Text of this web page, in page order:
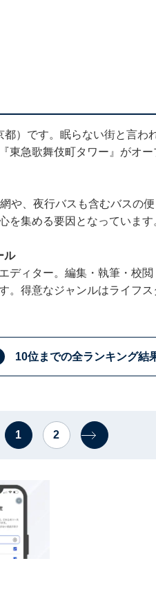
）です。眠らない街と言わ
東急歌舞伎町タワー』がオ
や、夜行バスも含むバスの
を集める要因となっています
ル
ディター。編集・執筆・校
。得意なジャンルはライフ
10位までの全ランキング結
1 2